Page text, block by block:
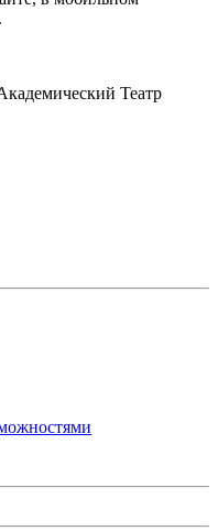
Театр